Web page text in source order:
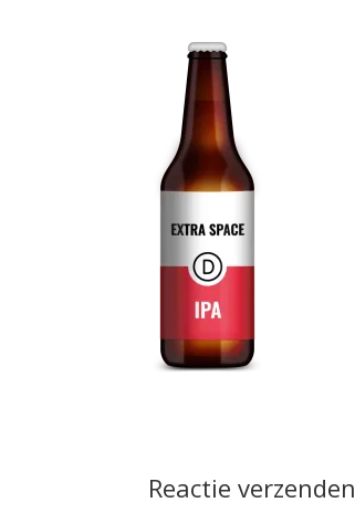
Reactie verzenden